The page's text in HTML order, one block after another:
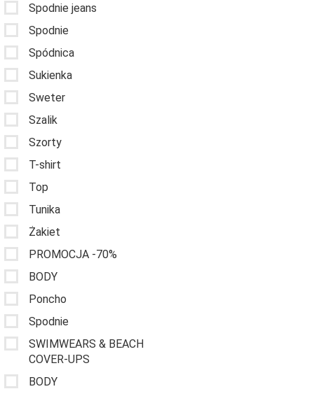
Spodnie jeans
Spodnie
Spódnica
Sukienka
Sweter
Szalik
Szorty
T-shirt
Top
Tunika
Żakiet
PROMOCJA -70%
BODY
Poncho
Spodnie
SWIMWEARS & BEACH
COVER-UPS
BODY